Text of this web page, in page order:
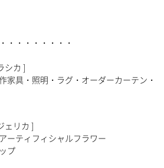
・・・・・・・・
シカ ]
家具・照明・ラグ・オーダーカーテン・
ェリカ ]
ーティフィシャルフラワー
プ